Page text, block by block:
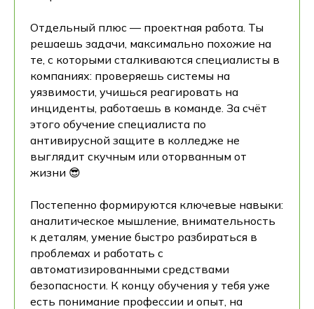
Отдельный плюс — проектная работа. Ты
решаешь задачи, максимально похожие на
те, с которыми сталкиваются специалисты в
компаниях: проверяешь системы на
уязвимости, учишься реагировать на
инциденты, работаешь в команде. За счёт
этого обучение специалиста по
антивирусной защите в колледже не
выглядит скучным или оторванным от
жизни 😎
Постепенно формируются ключевые навыки:
аналитическое мышление, внимательность
к деталям, умение быстро разбираться в
проблемах и работать с
автоматизированными средствами
безопасности. К концу обучения у тебя уже
есть понимание профессии и опыт, на